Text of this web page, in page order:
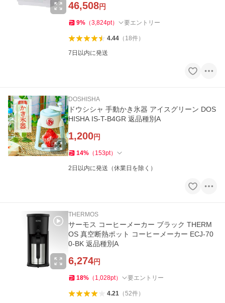
46,508円
9% （3,824pt） 要エントリー
4.44（ 18件）
7日以内に発送
DOSHISHA
ドウシシャ 手動かき氷器 アイスグリーン DOS
HISHA IS-T-B4GR 返品種別A
1,200円
14% （ 153pt）
2日以内に発送（休業日を除く）
THERMOS
サーモス コーヒーメーカー ブラック THERM
OS 真空断熱ポット コーヒーメーカー ECJ-70
0-BK 返品種別A
6,274円
18% （ 1,028pt） 要エントリー
4.21（52件）